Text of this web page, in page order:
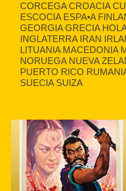
CORCEGA CROACIA
ESCOCIA ESPA•A
GEORGIA GRECIA
INGLATERRA IRAN
LITUANIA MACEDONIA
NORUEGA NUEVA
PUERTO RICO
SUECIA SUIZA